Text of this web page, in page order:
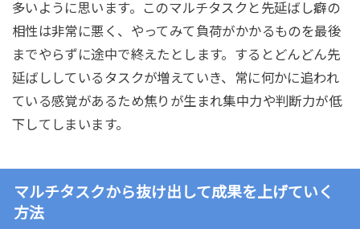
多いように思います。このマルチタスクと先延ばし癖の
相性は非常に悪く、やってみて負荷がかかるものを最後
までやらずに途中で終えたとします。するとどんどん先
延ばししているタスクが増えていき、常に何かに追われ
ている感覚があるため焦りが生まれ集中力や判断力が低
下してしまいます。
マルチタスクから抜け出して成果を上げていく
方法